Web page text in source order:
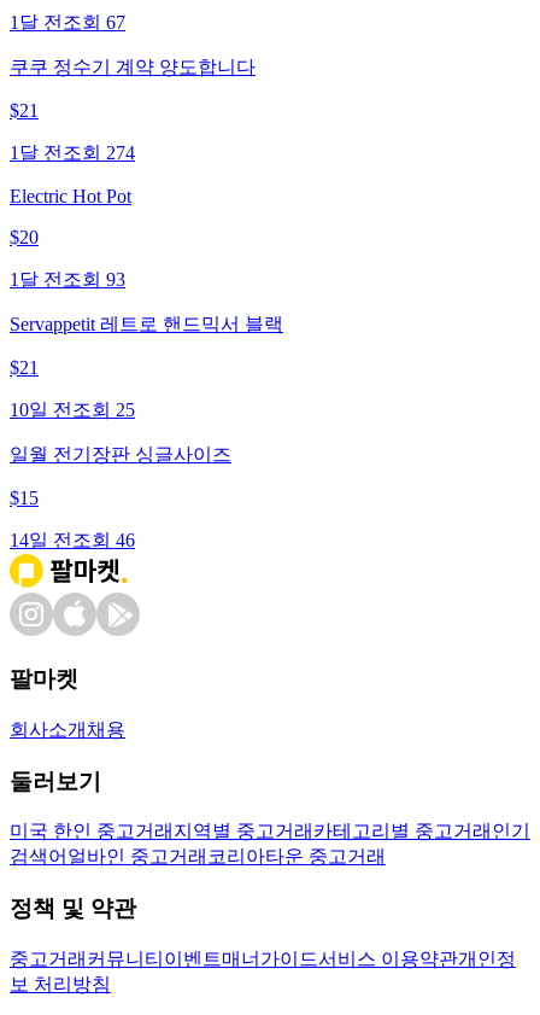
1달 전 조회 67
쿠쿠 정수기 계약 양도합니다
$21
1달 전 조회 274
Electric Hot Pot
$20
1달 전 조회 93
Servappetit 레트로 핸드믹서 블랙
$21
10일 전 조회 25
일월 전기장판 싱글사이즈
$15
14일 전 조회 46
팔마켓
회사소개 채용
둘러보기
미국 한인 중고거래 지역별 중고거래 카테고리별 중고거래 인기
검색어 얼바인 중고거래 코리아타운 중고거래
정책 및 약관
중고거래 커뮤니티 이벤트매너가이드서비스 이용약관개인정
보 처리방침